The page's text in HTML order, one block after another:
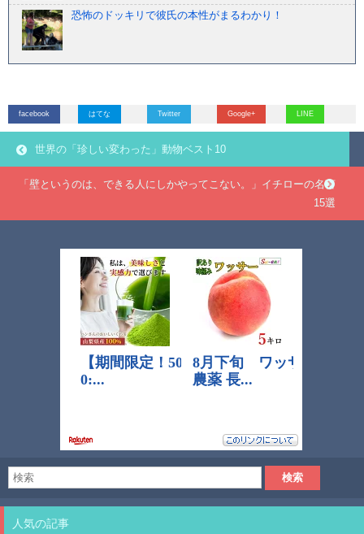
恐怖のドッキリで彼氏の本性がまるわかり！
facebook はてな Twitter Google+ LINE
世界の「珍しい変わった」動物ベスト10
「壁というのは、できる人にしかやってこない。」イチローの名言
15選
人気の記事